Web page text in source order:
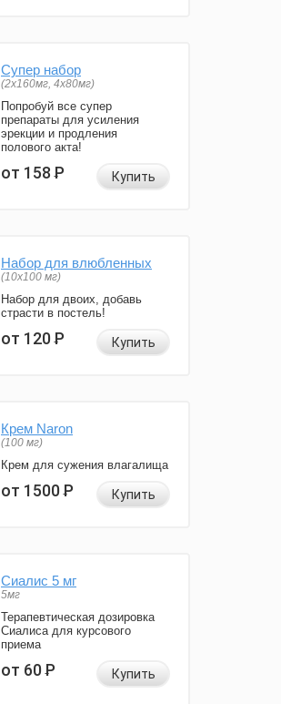
Супер набор
(2х160мг, 4х80мг)
Попробуй все супер
препараты для усиления
эрекции и продления
полового акта!
от 158Р Купить
Набор для влюбленных
(10х100 мг)
Набор для двоих, добавь
страсти в постель!
от 120Р Купить
Крем Naron
(100 мг)
Крем для сужения влагалища
от 1500Р Купить
Сиалис 5 мг
5мг
Терапевтическая дозировка
Сиалиса для курсового
приема
от 60Р Купить